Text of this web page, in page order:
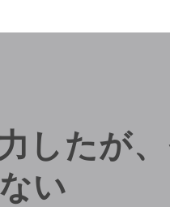
したが
い